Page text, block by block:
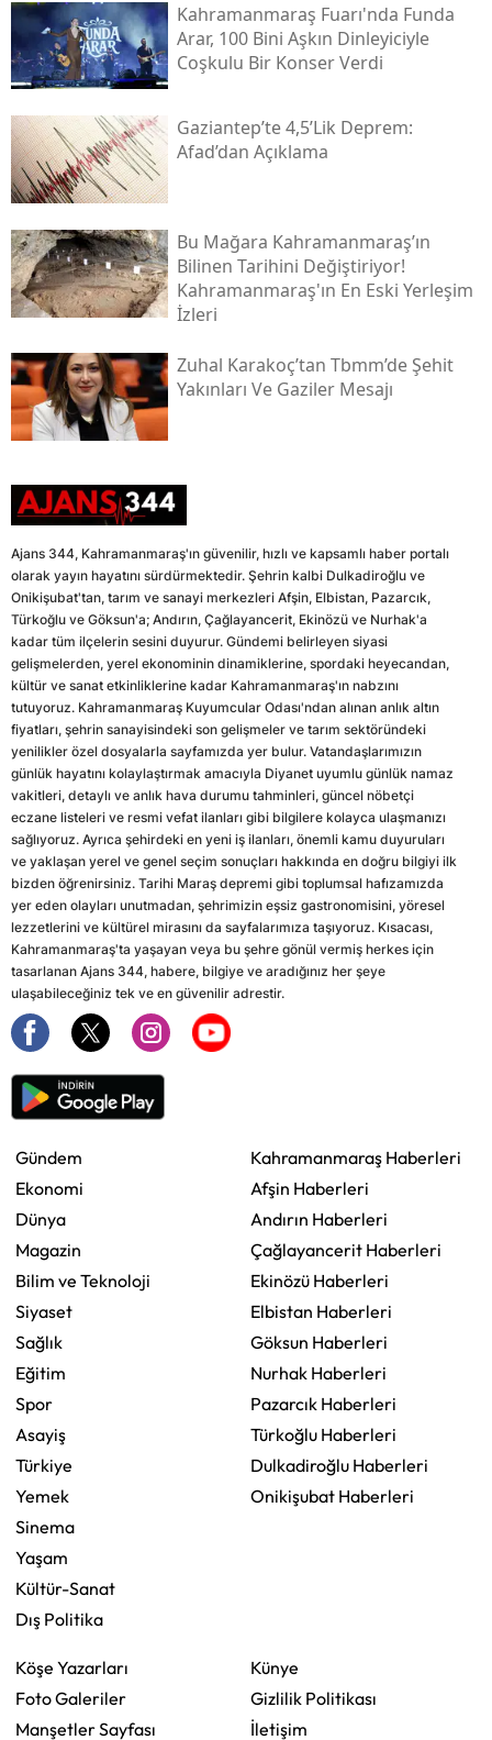
Kahramanmaraş Fuarı'nda Funda
Arar, 100 Bini Aşkın Dinleyiciyle
Coşkulu Bir Konser Verdi
Gaziantep’te 4,5’lik Deprem:
Afad’dan Açıklama
Bu Mağara Kahramanmaraş’ın
Bilinen Tarihini Değiştiriyor!
Kahramanmaraş'ın En Eski Yerleşim
İzleri
Zuhal Karakoç’tan Tbmm’de Şehit
Yakınları Ve Gaziler Mesajı
Ajans 344, Kahramanmaraş'ın güvenilir, hızlı ve kapsamlı haber portalı
olarak yayın hayatını sürdürmektedir. Şehrin kalbi Dulkadiroğlu ve
Onikişubat'tan, tarım ve sanayi merkezleri Afşin, Elbistan, Pazarcık,
Türkoğlu ve Göksun'a; Andırın, Çağlayancerit, Ekinözü ve Nurhak'a
kadar tüm ilçelerin sesini duyurur. Gündemi belirleyen siyasi
gelişmelerden, yerel ekonominin dinamiklerine, spordaki heyecandan,
kültür ve sanat etkinliklerine kadar Kahramanmaraş'ın nabzını
tutuyoruz. Kahramanmaraş Kuyumcular Odası'ndan alınan anlık altın
fiyatları, şehrin sanayisindeki son gelişmeler ve tarım sektöründeki
yenilikler özel dosyalarla sayfamızda yer bulur. Vatandaşlarımızın
günlük hayatını kolaylaştırmak amacıyla Diyanet uyumlu günlük namaz
vakitleri, detaylı ve anlık hava durumu tahminleri, güncel nöbetçi
eczane listeleri ve resmi vefat ilanları gibi bilgilere kolayca ulaşmanızı
sağlıyoruz. Ayrıca şehirdeki en yeni iş ilanları, önemli kamu duyuruları
ve yaklaşan yerel ve genel seçim sonuçları hakkında en doğru bilgiyi ilk
bizden öğrenirsiniz. Tarihi Maraş depremi gibi toplumsal hafızamızda
yer eden olayları unutmadan, şehrimizin eşsiz gastronomisini, yöresel
lezzetlerini ve kültürel mirasını da sayfalarımıza taşıyoruz. Kısacası,
Kahramanmaraş'ta yaşayan veya bu şehre gönül vermiş herkes için
tasarlanan Ajans 344, habere, bilgiye ve aradığınız her şeye
ulaşabileceğiniz tek ve en güvenilir adrestir.
Gündem
Ekonomi
Dünya
Magazin
Bilim ve Teknoloji
Siyaset
Sağlık
Eğitim
Spor
Asayiş
Türkiye
Yemek
Sinema
Yaşam
Kültür-Sanat
Dış Politika
Kahramanmaraş Haberleri
Afşin Haberleri
Andırın Haberleri
Çağlayancerit Haberleri
Ekinözü Haberleri
Elbistan Haberleri
Göksun Haberleri
Nurhak Haberleri
Pazarcık Haberleri
Türkoğlu Haberleri
Dulkadiroğlu Haberleri
Onikişubat Haberleri
Köşe Yazarları
Foto Galeriler
Manşetler Sayfası
Künye
Gizlilik Politikası
İletişim